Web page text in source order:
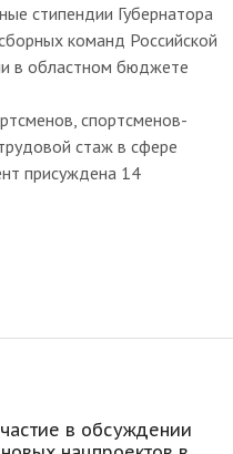
стипендии Губернатора
команд Российской
в областном бюджете
спортсменов-
стаж в сфере
присуждена 14
в обсуждении